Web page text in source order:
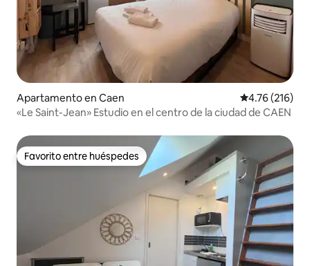
Apartamento en Caen Calificación
4.76 (216)
«Le Saint-Jean» Estudio en el centro de la ciudad de CAEN
Favorito entre huéspedes
Favorito entre huéspedes